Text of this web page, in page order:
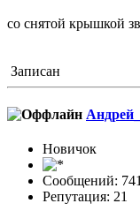
со снятой крышкой
Записан
Новичок
Сообщений: 741
Репутация: 21